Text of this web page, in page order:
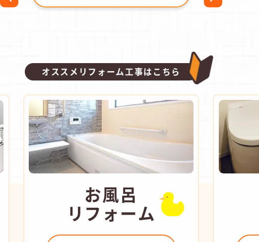
オススメリフォーム工事はこちら
お風呂
リフォーム